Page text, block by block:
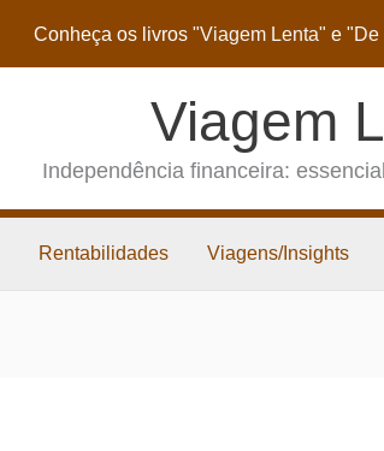
Conheça os livros "Viagem Lenta" e "De
Viagem
Independência financeira:
Rentabilidades Viagens/Insights